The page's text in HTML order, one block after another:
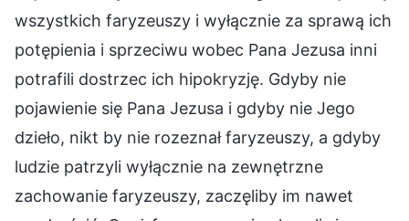
wszystkich faryzeuszy i wyłącznie za sprawą ich
potępienia i sprzeciwu wobec Pana Jezusa inni
potrafili dostrzec ich hipokryzję. Gdyby nie
pojawienie się Pana Jezusa i gdyby nie Jego
dzieło, nikt by nie rozeznał faryzeuszy, a gdyby
ludzie patrzyli wyłącznie na zewnętrzne
zachowanie faryzeuszy, zaczęliby im nawet